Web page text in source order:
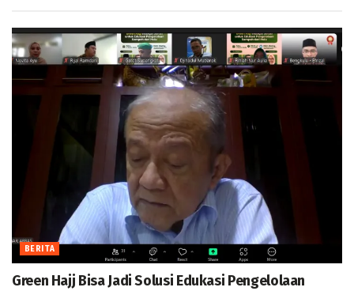
BERITA
Green Hajj Bisa Jadi Solusi Edukasi Pengelolaan